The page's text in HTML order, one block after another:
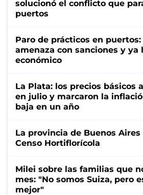
solucionó el conflicto que
puertos
Paro de prácticos en
amenaza con sanciones y ya
económico
La Plata: los precios básicos
en julio y marcaron la
baja en un año
La provincia de Buenos
Censo Hortiflorícola
Milei sobre las familias que
mes: "No somos Suiza, pero
mejor"